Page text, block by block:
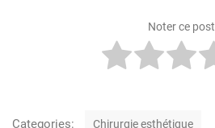
Noter ce post
Categories: Chirurgie esthétique